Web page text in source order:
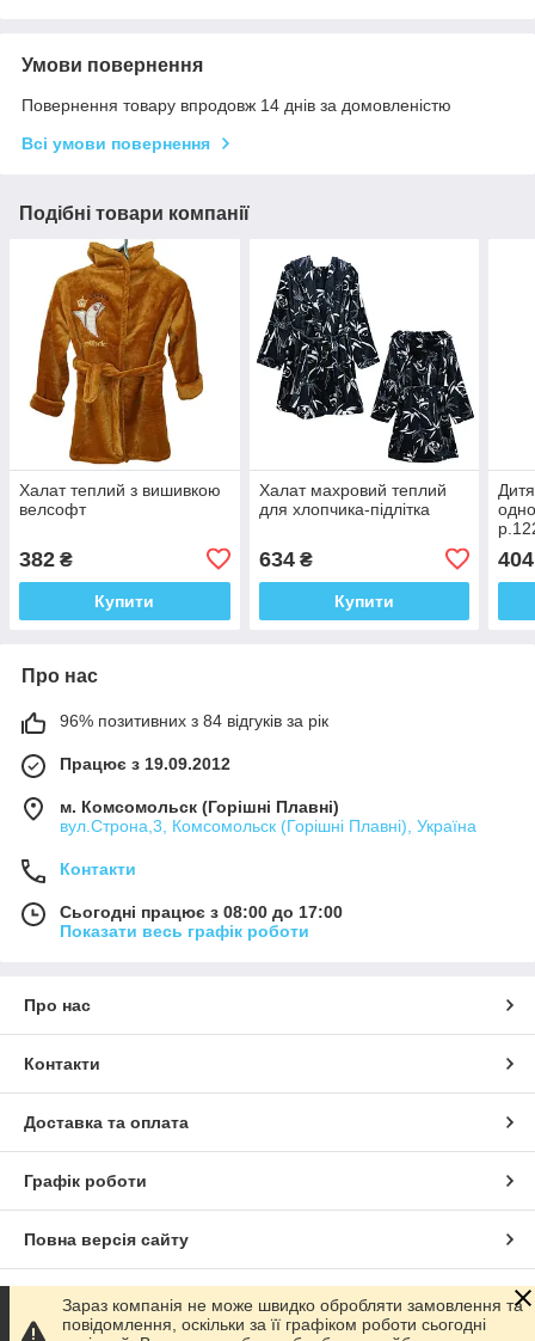
Умови повернення
Повернення товару впродовж 14 днів за домовленістю
Всі умови повернення
Подібні товари компанії
Халат теплий з вишивкою
велсофт
382 ₴
Купити
Халат махровий теплий
для хлопчика-підлітка
634₴
Купити
404
Про нас
96% позитивних з 84 відгуків за рік
Працює з 19.09.2012
м. Комсомольск (Горішні Плавні)
вул.Строна,3, Комсомольск (Горішні Плавні), Україна
Контакти
Сьогодні працює з 08:00 до 17:00
Показати весь графік роботи
Про нас
Контакти
Доставка та оплата
Графік роботи
Повна версія сайту
Сайт створено на маркетплейсі Prom.ua
Зараз компанія не може швидко обробляти замовлення та
повідомлення, оскільки за її графіком роботи сьогодні